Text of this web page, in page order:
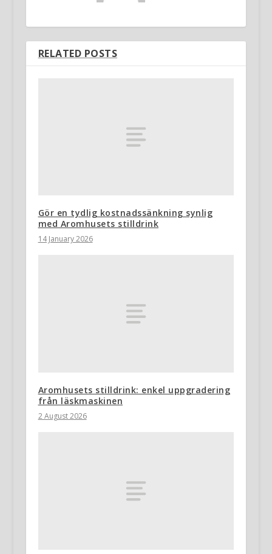
RELATED POSTS
Gör en tydlig kostnadssänkning synlig
med Aromhusets stilldrink
14 January 2026
Aromhusets stilldrink: enkel uppgradering
från läskmaskinen
2 August 2026